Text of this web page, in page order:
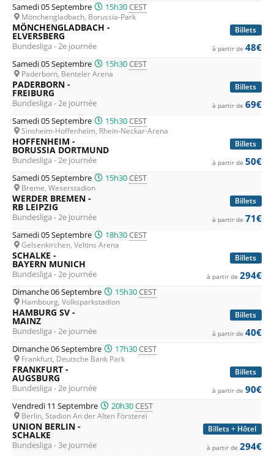
Samedi 05 Septembre 15h30CEST
Mönchengladbach, Borussia-Park
Billets
MÖNCHENGLADBACH -
ELVERSBERG
Bundesliga - 2e journée à partir de 48€
Samedi 05 Septembre 15h30CEST
Paderborn, Benteler Arena
Billets
PADERBORN -
FREIBURG
Bundesliga - 2e journée à partir de 69€
Samedi 05 Septembre 15h30CEST
Sinsheim-Hoffenheim, Rhein-Neckar-Arena
Billets
HOFFENHEIM -
BORUSSIA DORTMUND
Bundesliga - 2e journée à partir de 50€
Samedi 05 Septembre 15h30CEST
Breme, Weserstadion
Billets
WERDER BREMEN -
RB LEIPZIG
Bundesliga - 2e journée à partir de 71€
Samedi 05 Septembre 18h30CEST
Gelsenkirchen, Veltins Arena
Billets
SCHALKE -
BAYERN MUNICH
Bundesliga - 2e journée à partir de 294€
Dimanche 06 Septembre 15h30CEST
Hambourg, Volksparkstadion
Billets
HAMBURG SV -
MAINZ
Bundesliga - 2e journée à partir de 40€
Dimanche 06 Septembre 17h30CEST
Frankfurt, Deutsche Bank Park
Billets
FRANKFURT -
AUGSBURG
Bundesliga - 2e journée à partir de 90€
Vendredi 11 Septembre 20h30CEST
Berlin, Stadion An der Alten Försterei
Billets + Hôtel
UNION BERLIN -
SCHALKE
Bundesliga - 3e journée à partir de 294€